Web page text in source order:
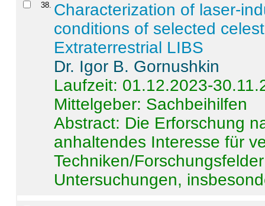
38. Characterization of laser-
conditions of selected
Extraterrestrial LIBS
Dr. Igor B. Gornushkin
Laufzeit: 01.12.2023-
Mittelgeber: Sachbeihilfen
Abstract: Die Erforschung
anhaltendes Interesse für
Techniken/
Untersuchungen,